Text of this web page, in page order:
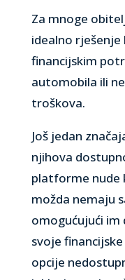
Za mnoge
idealno rješenje
financijskim
automobila ili
troškova.
Još jedan
njihova
platforme nude
možda nemaju
omogućujući im
svoje
opcije